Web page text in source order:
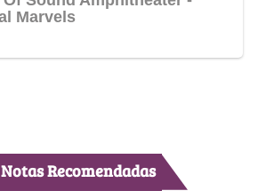
Notas Recomendadas